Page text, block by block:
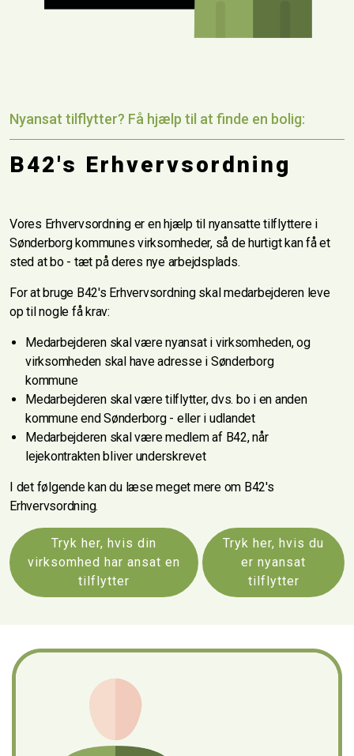
Nyansat tilflytter? Få hjælp til at finde en bolig:
B42's Erhvervsordning
Vores Erhvervsordning er en hjælp til nyansatte tilflyttere i
Sønderborg kommunes virksomheder, så de hurtigt kan få et
sted at bo - tæt på deres nye arbejdsplads.
For at bruge B42's Erhvervsordning skal medarbejderen leve
op til nogle få krav:
Medarbejderen skal være nyansat i virksomheden, og
virksomheden skal have adresse i Sønderborg
kommune
Medarbejderen skal være tilflytter, dvs. bo i en anden
kommune end Sønderborg - eller i udlandet
Medarbejderen skal være medlem af B42, når
lejekontrakten bliver underskrevet
I det følgende kan du læse meget mere om B42's
Erhvervsordning.
Tryk her, hvis din
virksomhed har ansat en
tilflytter
Tryk her, hvis du
er nyansat
tilflytter